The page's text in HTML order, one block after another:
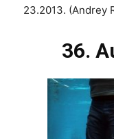
23.2013. (Andrey
36.